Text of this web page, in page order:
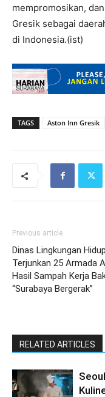
mempromosikan,
Gresik sebagai
di Indonesia.(ist)
TAGS Aston Inn Gresik
Previous article
Dinas Lingkungan Hidup
Terjunkan 25 Armada
Hasil Sampah Kerja
“Surabaya Bergerak”
RELATED ARTICLES